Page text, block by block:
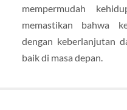
mempermudah
memastikan bahwa
dengan keberlanjutan
baik di masa depan.